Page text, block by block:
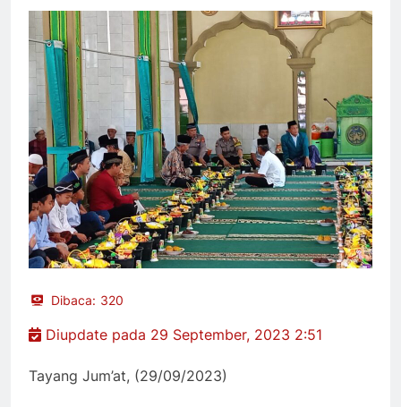
Dibaca: 320
Diupdate pada 29 September, 2023 2:51
Tayang Jum’at, (29/09/2023)